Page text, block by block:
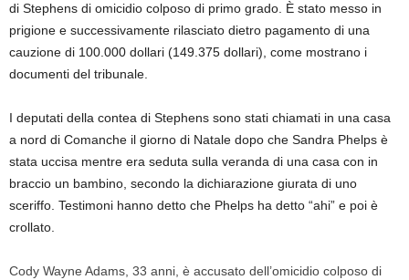
di Stephens di omicidio colposo di primo grado. È stato messo in
prigione e successivamente rilasciato dietro pagamento di una
cauzione di 100.000 dollari (149.375 dollari), come mostrano i
documenti del tribunale.
I deputati della contea di Stephens sono stati chiamati in una casa
a nord di Comanche il giorno di Natale dopo che Sandra Phelps è
stata uccisa mentre era seduta sulla veranda di una casa con in
braccio un bambino, secondo la dichiarazione giurata di uno
sceriffo. Testimoni hanno detto che Phelps ha detto “ahi” e poi è
crollato.
Cody Wayne Adams, 33 anni, è accusato dell’omicidio colposo di